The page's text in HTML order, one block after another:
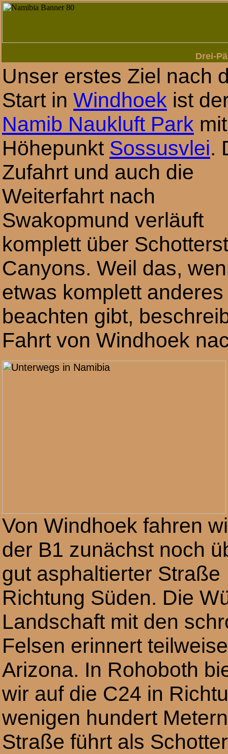
Drei-
Unser erstes Ziel nach
Start in Windhoek ist
Namib Naukluft Park
Höhepunkt Sossusvlei.
Zufahrt und auch die
Weiterfahrt nach
Swakopmund verläuft
komplett über
Canyons. Weil das,
etwas komplett
beachten gibt,
Fahrt von Windhoek
Von Windhoek fahren
der B1 zunächst noch
gut asphaltierter Straße
Richtung Süden. Die
Landschaft mit den
Felsen erinnert
Arizona. In Rohoboth
wir auf die C24 in
wenigen hundert
Straße führt als